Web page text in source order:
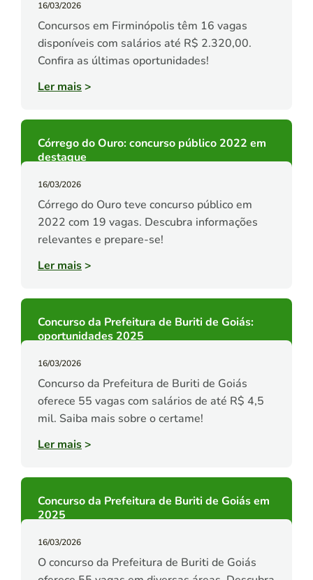
16/03/2026
Concursos em Firminópolis têm 16 vagas
disponíveis com salários até R$ 2.320,00.
Confira as últimas oportunidades!
Ler mais>
Córrego do Ouro: concurso público 2022 em
destaque
16/03/2026
Córrego do Ouro teve concurso público em
2022 com 19 vagas. Descubra informações
relevantes e prepare-se!
Ler mais>
Concurso da Prefeitura de Buriti de Goiás:
oportunidades 2025
16/03/2026
Concurso da Prefeitura de Buriti de Goiás
oferece 55 vagas com salários de até R$ 4,5
mil. Saiba mais sobre o certame!
Ler mais>
Concurso da Prefeitura de Buriti de Goiás em
2025
16/03/2026
O concurso da Prefeitura de Buriti de Goiás